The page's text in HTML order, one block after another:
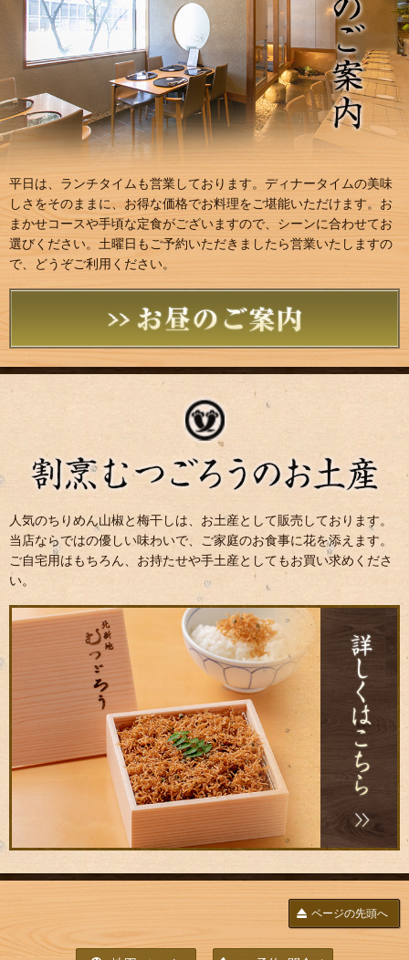
平日は、ランチタイムも営業しております。ディナータイムの美味
しさをそのままに、お得な価格でお料理をご堪能いただけます。お
まかせコースや手頃な定食がございますので、シーンに合わせてお
選びください。土曜日もご予約いただきましたら営業いたしますの
で、どうぞご利用ください。
人気のちりめん山椒と梅干しは、お土産として販売しております。
当店ならではの優しい味わいで、ご家庭のお食事に花を添えます。
ご自宅用はもちろん、お持たせや手土産としてもお買い求めくださ
い。
ページの先頭へ